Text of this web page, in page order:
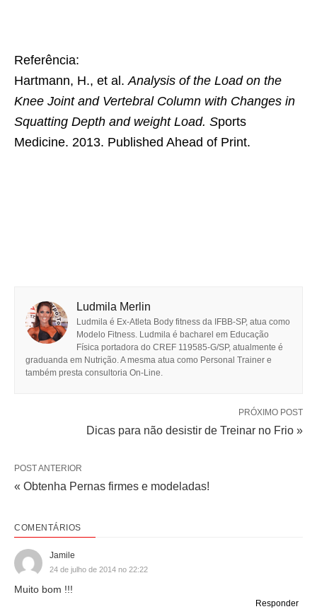
Referência:
Hartmann, H., et al.Analysis of the Load on the
Knee Joint and Vertebral Column with Changes in
Squatting Depth and weight Load. Sports
Medicine. 2013. Published Ahead of Print.
Ludmila Merlin
Ludmila é Ex-Atleta Body fitness da IFBB-SP, atua como
Modelo Fitness. Ludmila é bacharel em Educação
Física portadora do CREF 119585-G/SP, atualmente é
graduanda em Nutrição. A mesma atua como Personal Trainer e
também presta consultoria On-Line.
PRÓXIMO POST
Dicas para não desistir de Treinar no Frio »
POST ANTERIOR
« Obtenha Pernas firmes e modeladas!
COMENTÁRIOS
Jamile
24 de julho de 2014 no 22:22
Muito bom !!!
Responder